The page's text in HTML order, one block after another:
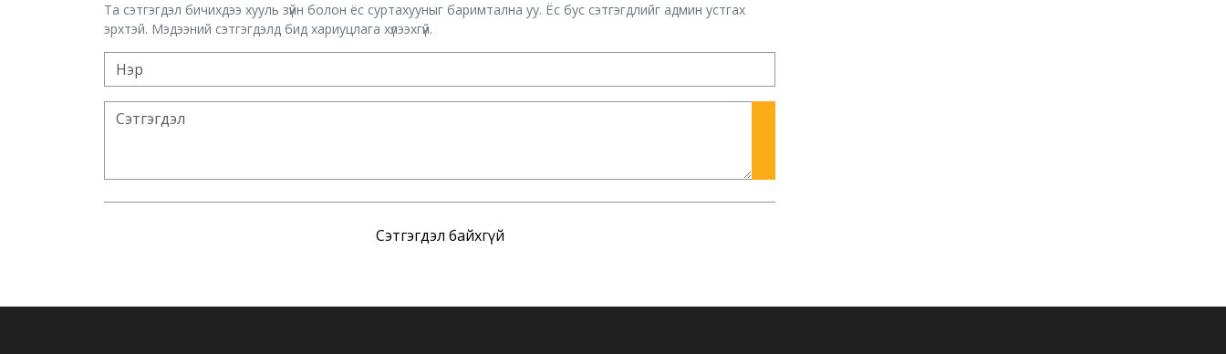
Та сэтгэгдэл бичихдээ хууль зүйн болон ёс суртахууныг баримтална уу. Ёс бус сэтгэгдлийг админ устгах
эрхтэй. Мэдээний сэтгэгдэлд бид хариуцлага хүлээхгүй.
Сэтгэгдэл байхгүй